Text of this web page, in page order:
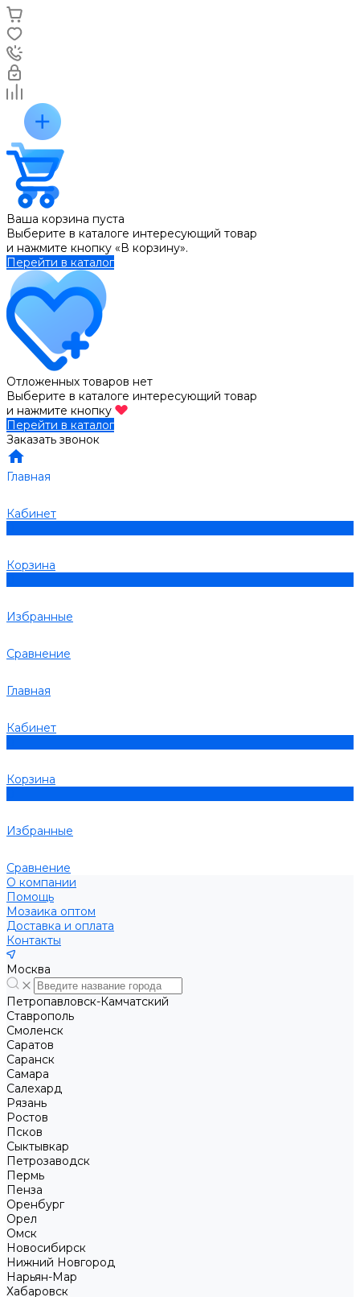
Ваша корзина пуста
Выберите в каталоге интересующий товар
и нажмите кнопку «В корзину».
Перейти в каталог
Отложенных товаров нет
Выберите в каталоге интересующий товар
и нажмите кнопку
Перейти в каталог
Заказать звонок
Главная
Кабинет
Корзина
Избранные
Сравнение
Главная
Кабинет
Корзина
Избранные
Сравнение
О компании
Помощь
Мозаика оптом
Доставка и оплата
Контакты
Москва
Петропавловск-Камчатский
Ставрополь
Смоленск
Саратов
Саранск
Самара
Салехард
Рязань
Ростов
Псков
Сыктывкар
Петрозаводск
Пермь
Пенза
Оренбург
Орел
Омск
Новосибирск
Нижний Новгород
Нарьян-Мар
Хабаровск